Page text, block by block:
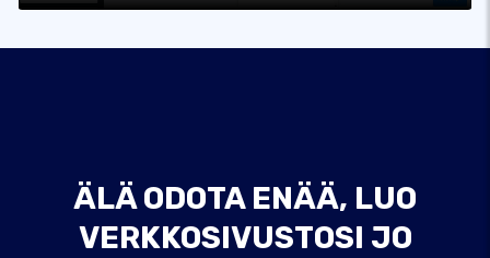
ÄLÄ ODOTA ENÄÄ, LUO
VERKKOSIVUSTOSI JO